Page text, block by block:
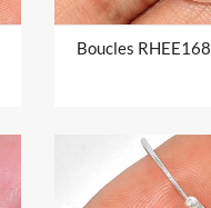
Boucles RHEE168